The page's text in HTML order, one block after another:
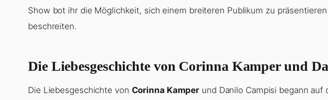
Show bot ihr die Möglichkeit, sich einem breiteren Publikum zu
beschreiten.
Die Liebesgeschichte von Corinna Kamper und
Die Liebesgeschichte von Corinna Kamper und Danilo Campisi begann